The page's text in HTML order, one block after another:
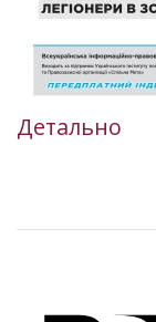
Детально